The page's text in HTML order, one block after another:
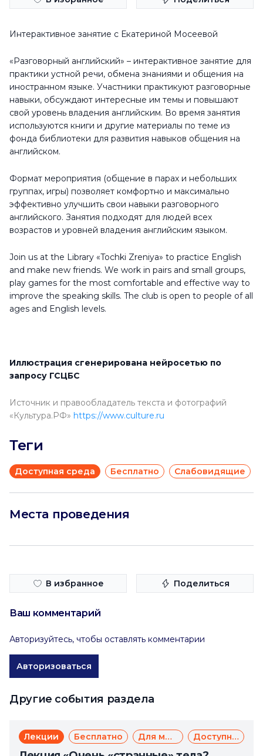
Интерактивное занятие с Екатериной Мосеевой
«Разговорный английский» – интерактивное занятие для
практики устной речи, обмена знаниями и общения на
иностранном языке. Участники практикуют разговорные
навыки, обсуждают интересные им темы и повышают
свой уровень владения английским. Во время занятия
используются книги и другие материалы по теме из
фонда библиотеки для развития навыков общения на
английском.
Формат мероприятия (общение в парах и небольших
группах, игры) позволяет комфортно и максимально
эффективно улучшить свои навыки разговорного
английского. Занятия подходят для людей всех
возрастов и уровней владения английским языком.
Join us at the Library «Tochki Zreniya» to practice English
and make new friends. We work in pairs and small groups,
play games for the most comfortable and effective way to
improve the speaking skills. The club is open to people of all
ages and English levels.
Иллюстрация сгенерирована нейросетью по
запросу ГСЦБС
Источник и правообладатель текста и фотографий
«Культура.РФ» https://www.culture.ru
Теги
Доступная среда Бесплатно Слабовидящие
Места проведения
В избранное Поделиться
Ваш комментарий
Авторизуйтесь, чтобы оставлять комментарии
Авторизоваться
Другие события раздела
Лекции Бесплатно Для молодежи Доступная среда